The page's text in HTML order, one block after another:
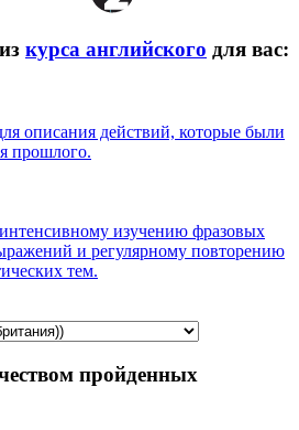
курса английского для вас:
описания действий, которые были
прошлого.
изучению фразовых
и регулярному повторению
тем.
пройденных